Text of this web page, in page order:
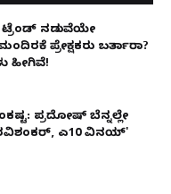
ಟ್ರೆಂಡ್ ನಡುವೆಯೇ
ಪ್ರೇಕ್ಷಕರು ಬರ್ತಾರಾ?
ಹೀಗಿವೆ!
ಪ್ರದೋಷ್ ಬೆನ್ನಲ್ಲೇ
ರವಿಶಂಕರ್, ಎ10 ವಿನಯ್'